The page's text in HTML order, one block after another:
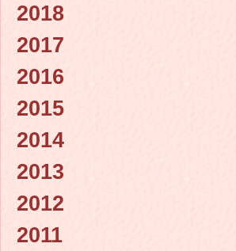
2018
2017
2016
2015
2014
2013
2012
2011